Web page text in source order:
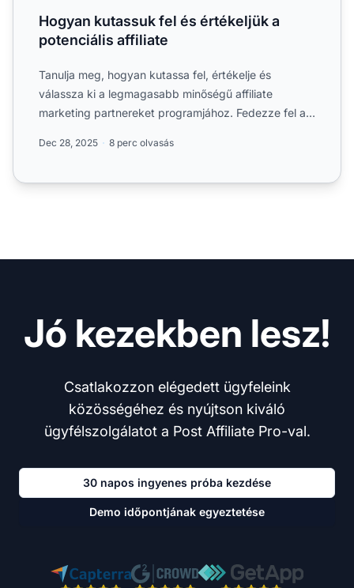
Hogyan kutassuk fel és értékeljük a
potenciális affiliate
Tanulja meg, hogyan kutassa fel, értékelje és
válassza ki a legmagasabb minőségű affiliate
marketing partnereket programjához. Fedezze fel a
Dec 28, 2025 8 perc olvasás
Jó kezekben lesz!
Csatlakozzon elégedett ügyfeleink
közösségéhez és nyújtson kiváló
ügyfélszolgálatot a Post Affiliate Pro-val.
30 napos ingyenes próba kezdése
Demo időpontjának egyeztetése